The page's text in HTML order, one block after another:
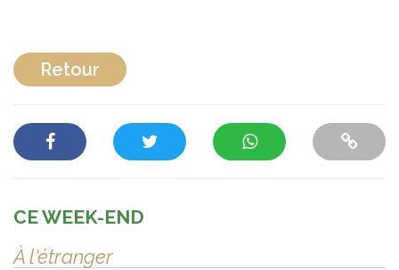
Retour
CE WEEK-END
À l'étranger